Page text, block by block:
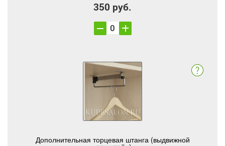
350 руб.
Дополнительная торцевая штанга (выдвижной